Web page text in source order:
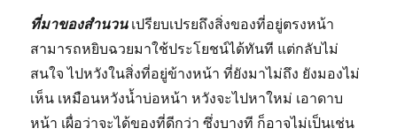
ที่มาของสำนวนเปรียบเปรยถึงสิ่งของที่อยู่ตรงหน้า
สามารถหยิบฉวยมาใช้ประโยชน์ได้ทันที แต่กลับไม่
สนใจ ไปหวังในสิ่งที่อยู่ข้างหน้า ที่ยังมาไม่ถึง ยังมองไม่
เห็น เหมือนหวังน้ำบ่อหน้า หวังจะไปหาใหม่ เอาดาบ
หน้า เผื่อว่าจะได้ของที่ดีกว่า ซึ่งบางที ก็อาจไม่เป็นเช่น